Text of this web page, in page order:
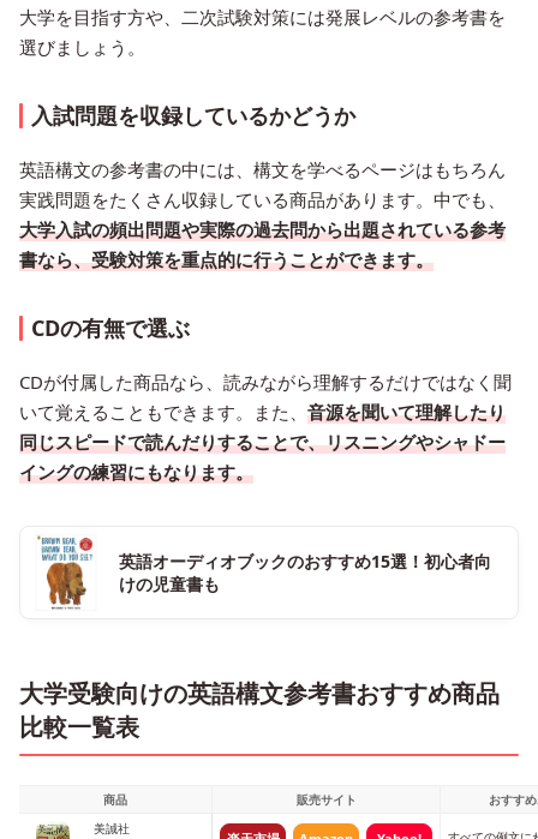
大学を目指す方や、二次試験対策には発展レベルの参考書を
選びましょう。
入試問題を収録しているかどうか
英語構文の参考書の中には、構文を学べるページはもちろん
実践問題をたくさん収録している商品があります。中でも、
大学入試の頻出問題や実際の過去問から出題されている参考
書なら、受験対策を重点的に行うことができます。
CDの有無で選ぶ
CDが付属した商品なら、読みながら理解するだけではなく聞
いて覚えることもできます。また、 音源を聞いて理解したり
同じスピードで読んだりすることで、リスニングやシャドー
イングの練習にもなります。
英語オーディオブックのおすすめ15選！初心者向
けの児童書も
大学受験向けの英語構文参考書おすすめ商品
比較一覧表
商品 販売サイト
おすす
美誠社